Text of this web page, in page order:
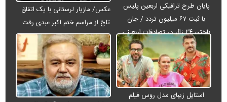
پایان طرح ترافیکی اربعین پلیس
با ثبت ۶۷ میلیون تردد / جان
باختن ۲۴ زائر در تصادفات اربعینی
عکس/ مازیار لرستانی با یک اتفاق
تلخ از مراسم ختم اکبر عبدی رفت
استایل زیبای مدل روس فیلم